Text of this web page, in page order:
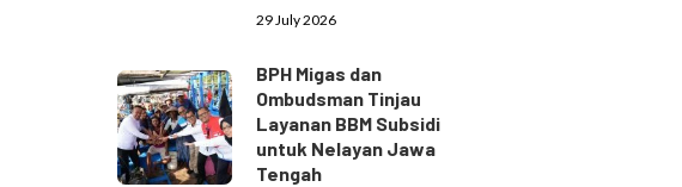
29 July 2026
BPH Migas dan
Ombudsman Tinjau
Layanan BBM Subsidi
untuk Nelayan Jawa
Tengah